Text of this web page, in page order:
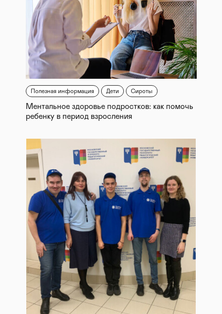
Полезная информация Дети Сироты
Ментальное здоровье подростков: как помочь
ребенку в период взросления